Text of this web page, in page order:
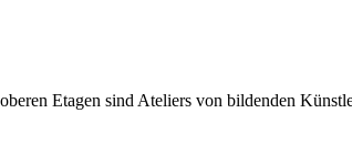
Etagen sind Ateliers von bildenden